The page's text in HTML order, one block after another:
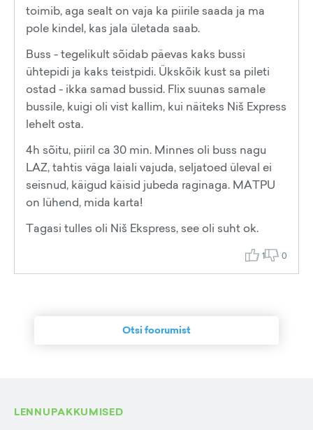
toimib, aga sealt on vaja ka piirile saada ja ma
pole kindel, kas jala ületada saab.
Buss - tegelikult sõidab päevas kaks bussi
ühtepidi ja kaks teistpidi. Ükskõik kust sa pileti
ostad - ikka samad bussid. Flix suunas samale
bussile, kuigi oli vist kallim, kui näiteks Niš Express
lehelt osta.
4h sõitu, piiril ca 30 min. Minnes oli buss nagu
LAZ, tahtis väga laiali vajuda, seljatoed üleval ei
seisnud, käigud käisid jubeda raginaga. MATPU
on lühend, mida karta!
Tagasi tulles oli Niš Ekspress, see oli suht ok.
1 0
Otsi foorumist
LENNUPAKKUMISED